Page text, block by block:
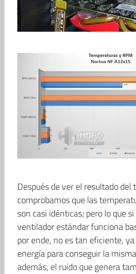
Después de ver el resultado del
comprobamos que las
son casi idénticas; pero lo que
ventilador estándar funciona
por ende, no es tan eficiente,
energía para conseguir la
además, el ruido que genera